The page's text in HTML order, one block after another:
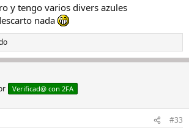
y tengo varios divers azules
nada
Verificad@ con 2FA
#33